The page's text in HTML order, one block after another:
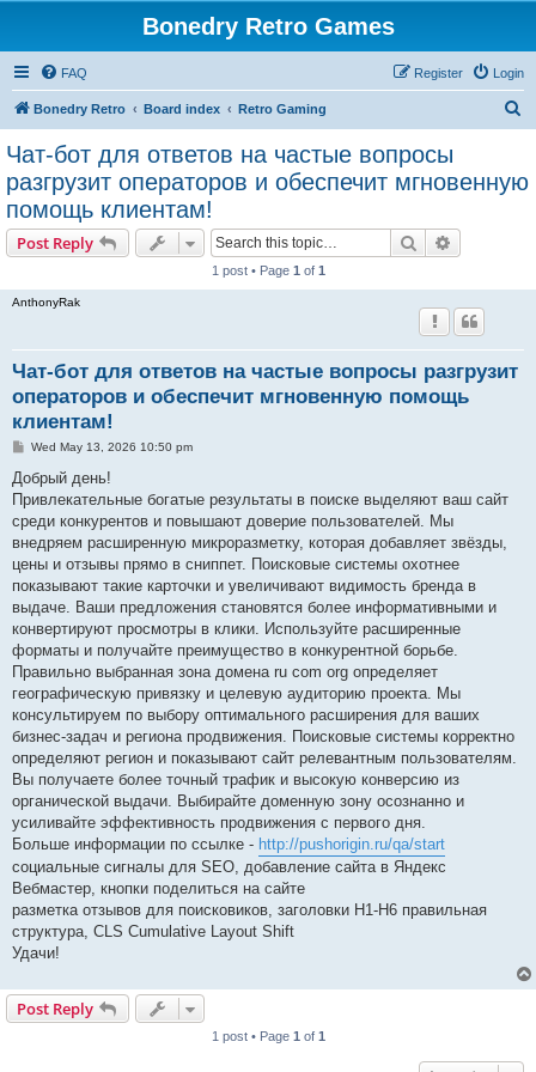
Bonedry Retro Games
FAQ Login
Register
Bonedry Retro Board index Retro Gaming
r
Чат-бот для ответов на частые вопросы
разгрузит операторов и обеспечит мгновенную
помощь клиентам!
Post Reply Search
1 post • Page 1 of 1
AnthonyRak
Чат-бот для ответов на частые вопросы разгрузит
операторов и обеспечит мгновенную помощь
клиентам!
P
s
Wed May 13, 2026 10:50 pm
Добрый день!
Привлекательные богатые результаты в поиске выделяют ваш сайт
среди конкурентов и повышают доверие пользователей. Мы
внедряем расширенную микроразметку, которая добавляет звёзды,
цены и отзывы прямо в сниппет. Поисковые системы охотнее
показывают такие карточки и увеличивают видимость бренда в
выдаче. Ваши предложения становятся более информативными и
конвертируют просмотры в клики. Используйте расширенные
форматы и получайте преимущество в конкурентной борьбе.
Правильно выбранная зона домена ru com org определяет
географическую привязку и целевую аудиторию проекта. Мы
консультируем по выбору оптимального расширения для ваших
бизнес-задач и региона продвижения. Поисковые системы корректно
определяют регион и показывают сайт релевантным пользователям.
Вы получаете более точный трафик и высокую конверсию из
органической выдачи. Выбирайте доменную зону осознанно и
усиливайте эффективность продвижения с первого дня.
Больше информации по ссылке - http://pushorigin.ru/qa/start
социальные сигналы для SEO, добавление сайта в Яндекс
Вебмастер, кнопки поделиться на сайте
разметка отзывов для поисковиков, заголовки H1-H6 правильная
структура, CLS Cumulative Layout Shift
Удачи!
Post Reply
1 post • Page 1 of 1